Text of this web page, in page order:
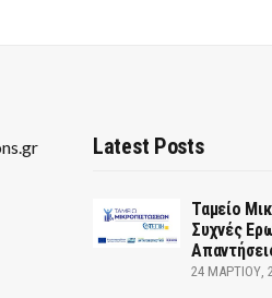
Latest Posts
Ταμείο
Συχνές
24 ΜΑΡΤΊΟΥ,